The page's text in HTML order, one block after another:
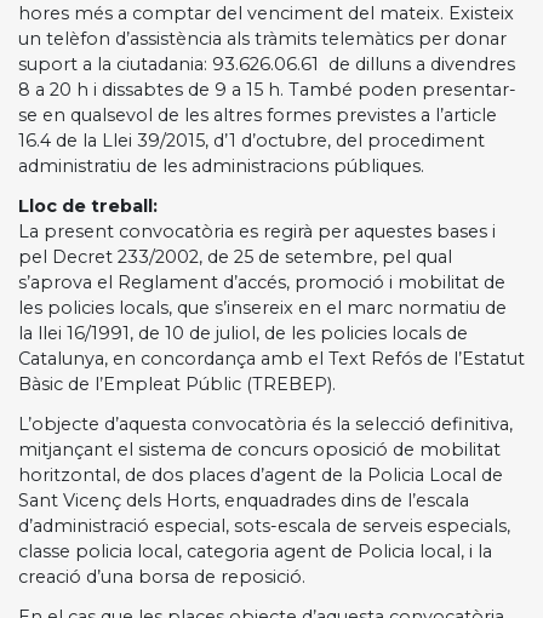
hores més a comptar del venciment del mateix. Existeix
un telèfon d’assistència als tràmits telemàtics per donar
suport a la ciutadania: 93.626.06.61 de dilluns a divendres
8 a 20 h i dissabtes de 9 a 15 h. També poden presentar-
se en qualsevol de les altres formes previstes a l’article
16.4 de la Llei 39/2015, d’1 d’octubre, del procediment
administratiu de les administracions públiques.
Lloc de treball:
La present convocatòria es regirà per aquestes bases i
pel Decret 233/2002, de 25 de setembre, pel qual
s’aprova el Reglament d’accés, promoció i mobilitat de
les policies locals, que s’insereix en el marc normatiu de
la llei 16/1991, de 10 de juliol, de les policies locals de
Catalunya, en concordança amb el Text Refós de l’Estatut
Bàsic de l’Empleat Públic (TREBEP).
L’objecte d’aquesta convocatòria és la selecció definitiva,
mitjançant el sistema de concurs oposició de mobilitat
horitzontal, de dos places d’agent de la Policia Local de
Sant Vicenç dels Horts, enquadrades dins de l’escala
d’administració especial, sots-escala de serveis especials,
classe policia local, categoria agent de Policia local, i la
creació d’una borsa de reposició.